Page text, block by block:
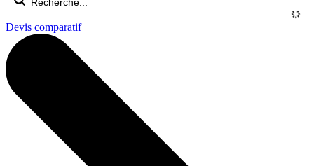
Devis comparatif